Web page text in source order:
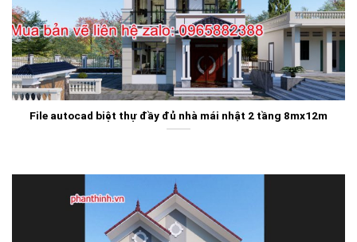
File autocad biệt thự đầy đủ nhà mái nhật 2 tầng 8mx12m